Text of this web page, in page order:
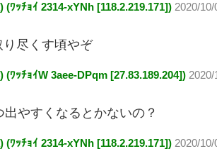
ﾜｯﾁｮｲ 2314-xYNh [118.2.219.171]) 2020/
尽くす頃やぞ
ﾜｯﾁｮｲW 3aee-DPqm [27.83.189.204])
やすくなるとかないの？
ﾜｯﾁｮｲ 2314-xYNh [118.2.219.171]) 2020/